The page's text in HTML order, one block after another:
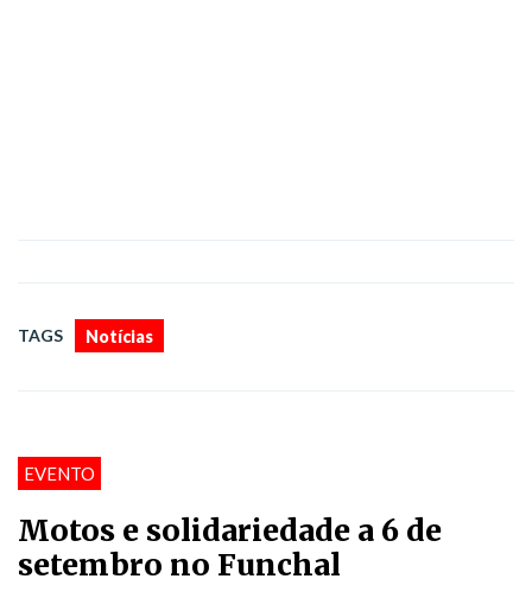
TAGS Notícias
EVENTO
Motos e solidariedade a 6 de
setembro no Funchal